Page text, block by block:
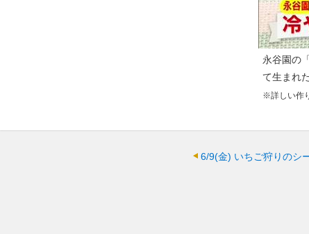
永谷園の
て生まれ
※詳しい作
6/9(金) いちご狩りのシ